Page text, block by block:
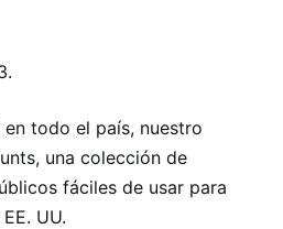
en todo el país, nuestro
una colección de
fáciles de usar para
UU.